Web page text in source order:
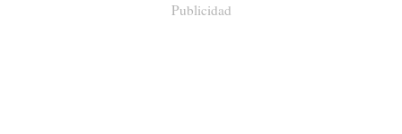
Publicidad